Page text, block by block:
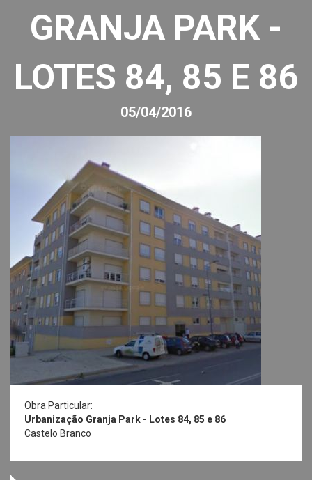
GRANJA PARK -
LOTES 84, 85 E 86
05/04/2016
Obra Particular:
Urbanização Granja Park - Lotes 84, 85 e 86
Castelo Branco